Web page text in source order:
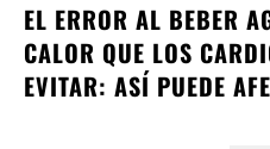
EL ERROR AL BEBER
CALOR QUE LOS
EVITAR: ASÍ PUEDE